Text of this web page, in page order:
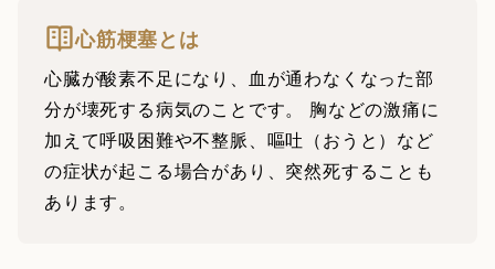
心筋梗塞とは
心臓が酸素不足になり、血が通わなくなった部
分が壊死する病気のことです。 胸などの激痛に
加えて呼吸困難や不整脈、嘔吐（おうと）など
の症状が起こる場合があり、突然死することも
あります。